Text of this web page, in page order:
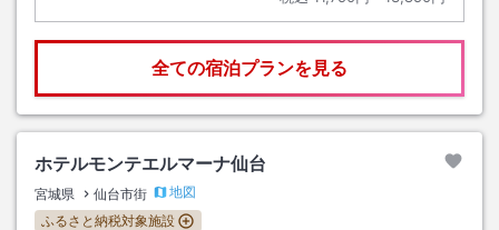
全ての宿泊プランを見る
ホテルモンテエルマーナ仙台
宮城県 仙台市街
地図
ふるさと納税対象施設